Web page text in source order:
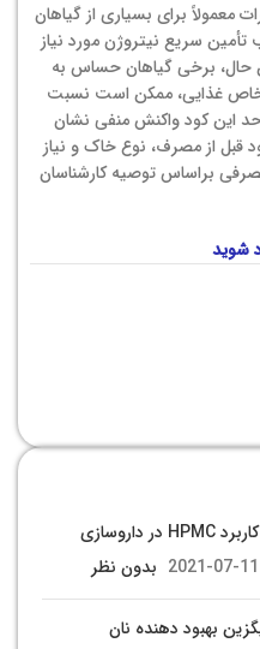
معمولاً برای بسیاری از گیاهان
سریع نیتروژن مورد نیاز
حال، برخی گیاهان حساس به
خاص غذایی، ممکن است نسبت
این کود واکنش منفی نشان
قبل از مصرف، نوع خاک و نیاز
براساس توصیه کارشناسان
شوید
کاربرد HPMC در داروسازی
2021-07-11 بدون نظر
بهبود دهنده نان